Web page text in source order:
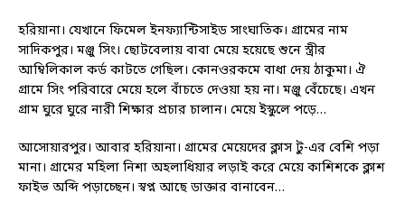
হরিয়ানা। যেখানে ফিমেল ইনফ্যান্টিসাইড সাংঘাতিক। গ্রামের নাম
সাদিকপুর। মঞ্জু সিং। ছোটবেলায় বাবা মেয়ে হয়েছে শুনে স্ত্রীর
আম্বিলিকাল কর্ড কাটতে গেছিল। কোনওরকমে বাধা দেয় ঠাকুমা। ঐ
গ্রামে সিং পরিবারে মেয়ে হলে বাঁচতে দেওয়া হয় না। মঞ্জু বেঁচেছে। এখন
গ্রাম ঘুরে ঘুরে নারী শিক্ষার প্রচার চালান। মেয়ে ইস্কুলে পড়ে…
আসোয়ারপুর। আবার হরিয়ানা। গ্রামের মেয়েদের ক্লাস টু-এর বেশি পড়া
মানা। গ্রামের মহিলা নিশা অহলাধিয়ার লড়াই করে মেয়ে কাশিশকে ক্লাশ
ফাইভ অব্দি পড়াচ্ছেন। স্বপ্ন আছে ডাক্তার বানাবেন…